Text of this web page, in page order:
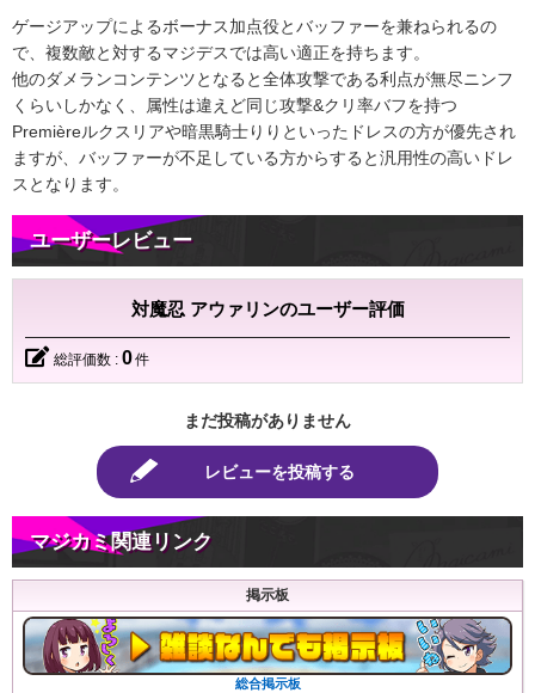
ゲージアップによるボーナス加点役とバッファーを兼ねられるの
で、複数敵と対するマジデスでは高い適正を持ちます。
他のダメランコンテンツとなると全体攻撃である利点が無尽ニンフ
くらいしかなく、属性は違えど同じ攻撃&クリ率バフを持つ
Premièreルクスリアや暗黒騎士りりといったドレスの方が優先され
ますが、バッファーが不足している方からすると汎用性の高いドレ
スとなります。
ユーザーレビュー
対魔忍 アウァリンのユーザー評価
総評価数 : 0件
まだ投稿がありません
レビューを投稿する
マジカミ関連リンク
掲示板
総合掲示板